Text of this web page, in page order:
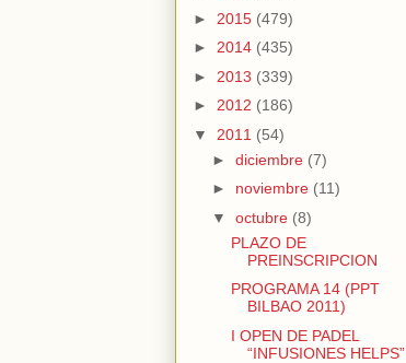
► 2015 (479)
► 2014 (435)
► 2013 (339)
► 2012 (186)
▼ 2011 (54)
► diciembre (7)
► noviembre (11)
▼ octubre (8)
PLAZO DE
PREINSCRIPCION
PROGRAMA 14 (PPT
BILBAO 2011)
I OPEN DE PADEL
“INFUSIONES HELPS”